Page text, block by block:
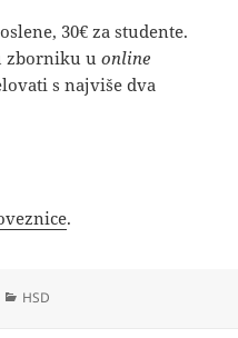
30€ za studente.
zborniku uonline
s najviše dva
.
Kategorije
HSD